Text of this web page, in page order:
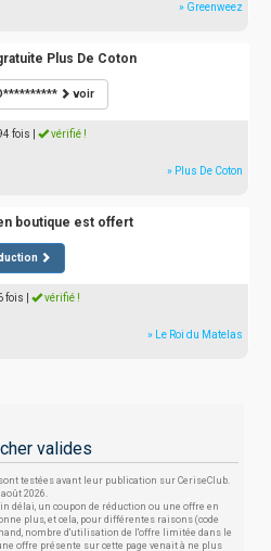
» Greenweez
Plus De Coton
voir
fois vérifié !
» Plus De Coton
boutique est offert
fois vérifié !
» Le Roi du Matelas
valides
testées avant leur publication sur CeriseClub.
2026.
délai, un coupon de réduction ou une offre en
plus, et cela, pour différentes raisons (code
nombre d'utilisation de l'offre limitée dans le
offre présente sur cette page venait à ne plus